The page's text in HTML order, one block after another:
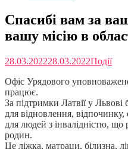
Спасибі вам за
вашу місію в
28.03.202228.03.2022Події
Офіс Урядового
працює.
За підтримки Латвії у Львові
для відновлення,
для людей з інвалідністю, що
родин.
Це ліжка, матраци, білизна,